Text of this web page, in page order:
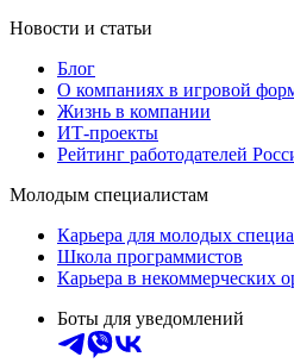
Новости и статьи
Блог
О компаниях в игровой
Жизнь в компании
ИТ-проекты
Рейтинг работодателей
Молодым специалистам
Карьера для молодых
Школа программистов
Карьера в некоммерческих
Боты для уведомлений